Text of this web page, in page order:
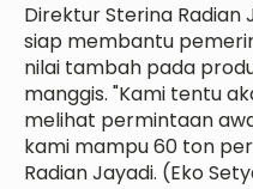
Direktur Sterina
siap membantu
nilai tambah pada
manggis. "Kami tentu
melihat permintaan
kami mampu 60 ton
Radian Jayadi. (Eko